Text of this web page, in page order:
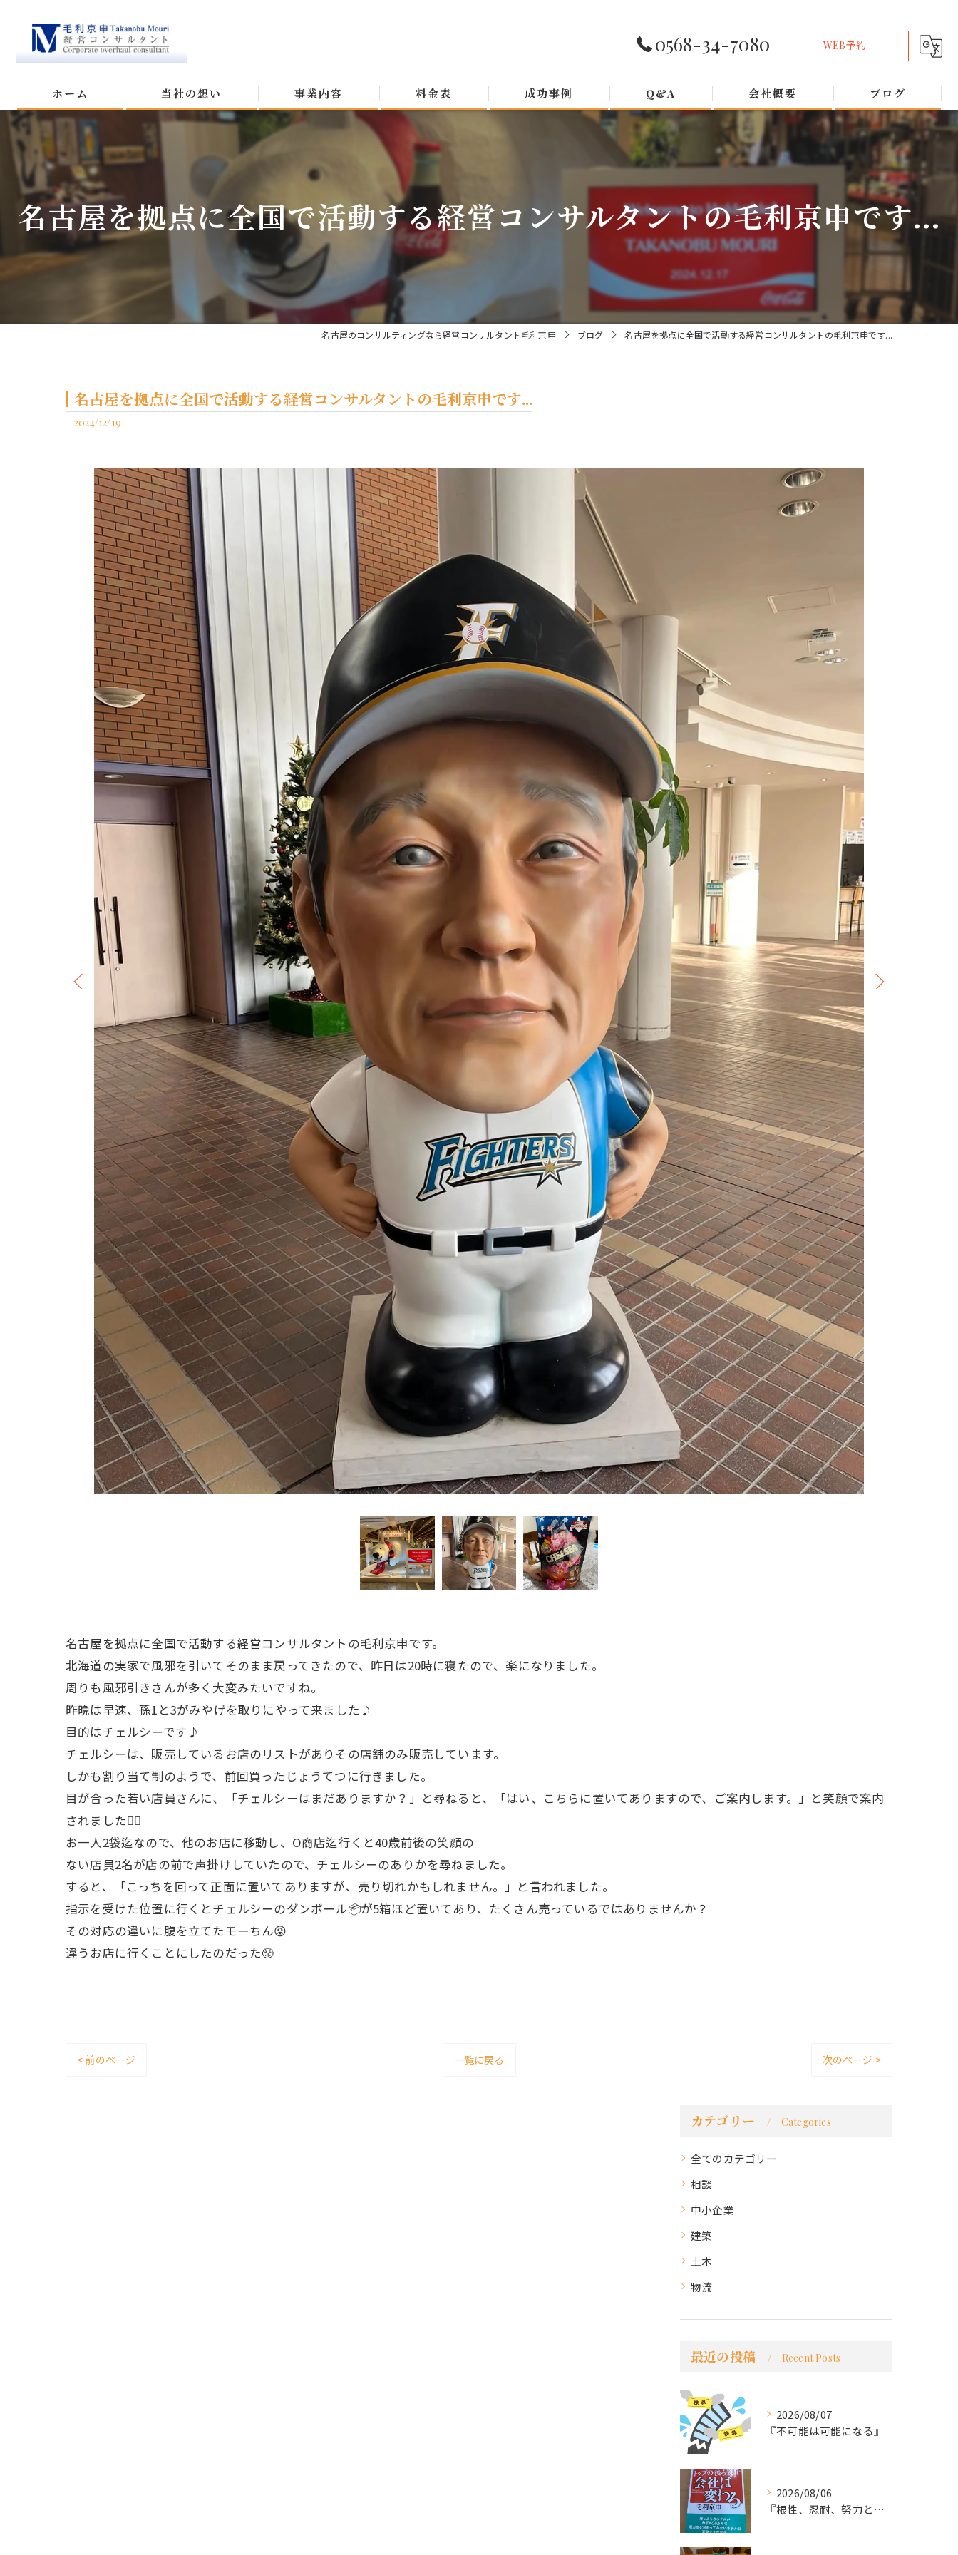
0568-34-7080 WEB予約
ホーム 当社の想い 事業内容 料金表 成功事例 Q&A 会社概要 ブログ
名古屋を拠点に全国で活動する経営コンサルタントの毛利京申です...
名古屋のコンサルティングなら経営コンサルタント毛利京申 ブログ 名古屋を拠点に全国で活動する経営コンサルタントの毛利京申です...
名古屋を拠点に全国で活動する経営コンサルタントの毛利京申です...
2024/12/19
名古屋を拠点に全国で活動する経営コンサルタントの毛利京申です。
北海道の実家で風邪を引いてそのまま戻ってきたので、昨日は20時に寝たので、楽になりました。
周りも風邪引きさんが多く大変みたいですね。
昨晩は早速、孫1と3がみやげを取りにやって来ました♪
目的はチェルシーです♪
チェルシーは、販売しているお店のリストがありその店舗のみ販売しています。
しかも割り当て制のようで、前回買ったじょうてつに行きました。
目が合った若い店員さんに、「チェルシーはまだありますか？」と尋ねると、「はい、こちらに置いてありますので、ご案内します。」と笑顔で案内
されました💁‍♀️
お一人2袋迄なので、他のお店に移動し、O商店迄行くと40歳前後の笑顔の
ない店員2名が店の前で声掛けしていたので、チェルシーのありかを尋ねました。
すると、「こっちを回って正面に置いてありますが、売り切れかもしれません。」と言われました。
指示を受けた位置に行くとチェルシーのダンボール📦が5箱ほど置いてあり、たくさん売っているではありませんか？
その対応の違いに腹を立てたモーちん😡
違うお店に行くことにしたのだった😤
< 前のページ 一覧に戻る 次のページ >
カテゴリー Categories
全てのカテゴリー
相談
中小企業
建築
土木
物流
最近の投稿 Recent Posts
2026/08/07
『不可能は可能になる』
2026/08/06
『根性、忍耐、努力という言葉は死語なのか』